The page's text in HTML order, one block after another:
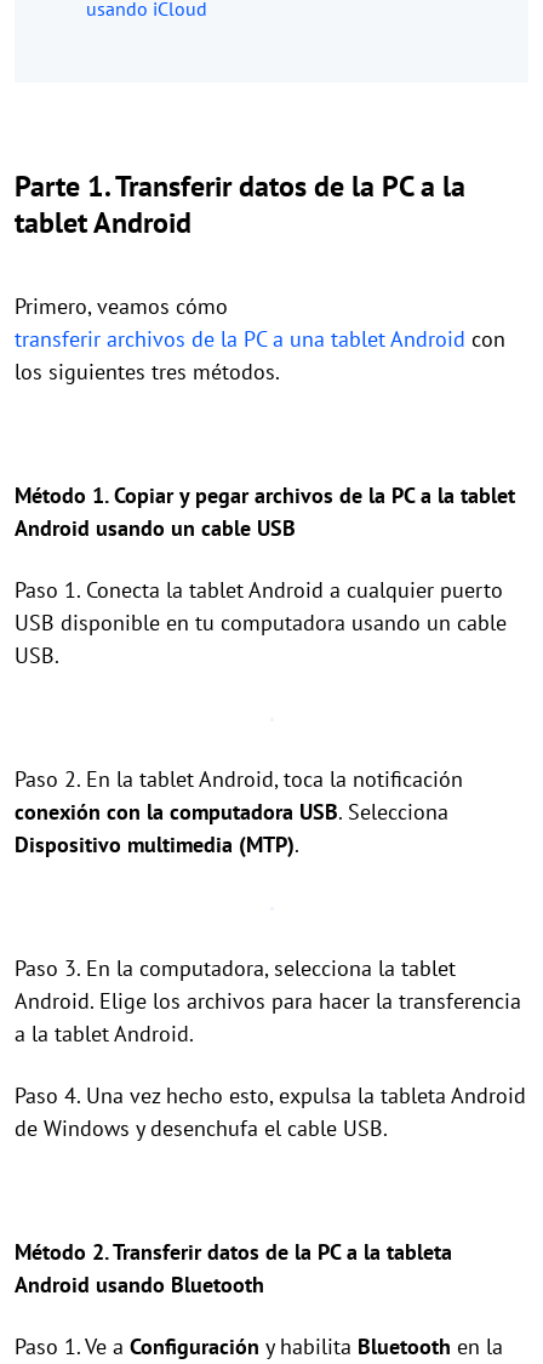
usando iCloud
Parte 1. Transferir datos de la PC a la
tablet Android
Primero, veamos cómo
transferir archivos de la PC a una tablet Android con
los siguientes tres métodos.
Método 1. Copiar y pegar archivos de la PC a la tablet
Android usando un cable USB
Paso 1. Conecta la tablet Android a cualquier puerto
USB disponible en tu computadora usando un cable
USB.
Paso 2. En la tablet Android, toca la notificación
conexión con la computadora USB. Selecciona
Dispositivo multimedia (MTP).
Paso 3. En la computadora, selecciona la tablet
Android. Elige los archivos para hacer la transferencia
a la tablet Android.
Paso 4. Una vez hecho esto, expulsa la tableta Android
de Windows y desenchufa el cable USB.
Método 2. Transferir datos de la PC a la tableta
Android usando Bluetooth
Paso 1. Ve a Configuración y habilita Bluetooth en la